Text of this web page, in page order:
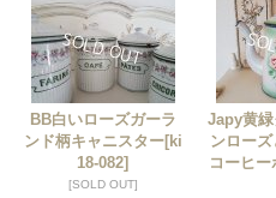
BB白いローズガーラ
ンド柄キャニスター[ki
18-082]
[SOLD OUT]
Japy黄緑
ンロー
コーヒー